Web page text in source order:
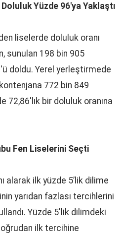
Yüzde 96'ya Yaklaştı
liselerde doluluk oranı
sunulan 198 bin 905
doldu. Yerel yerleştirmede
772 bin 849
72,86'lık bir doluluk oranına
Fen Liselerini Seçti
alarak ilk yüzde 5’lik dilime
yarıdan fazlası tercihlerini
Yüzde 5'lik dilimdeki
ilk tercihine